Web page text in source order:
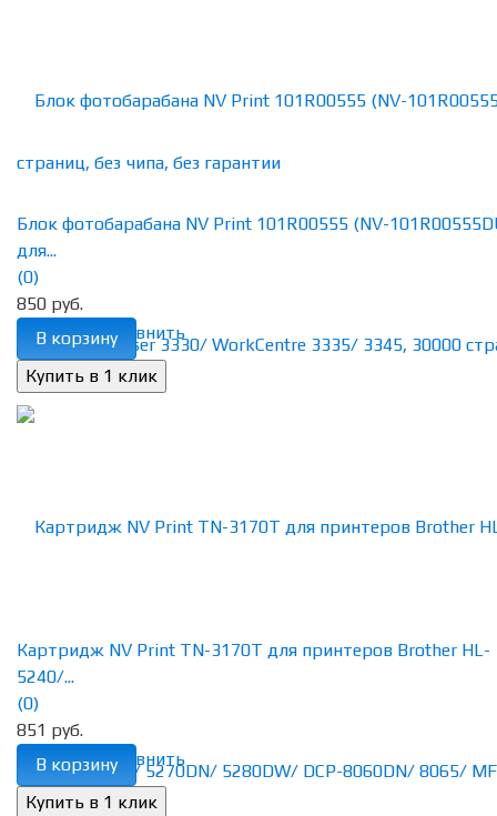
избранное сравнить
Блок фотобарабана NV Print 101R00555 (NV-
для...
(0)
850 руб.
В корзину
избранное сравнить
Картридж NV Print TN-3170T для принтеров Brother HL-
5240/...
(0)
851 руб.
В корзину